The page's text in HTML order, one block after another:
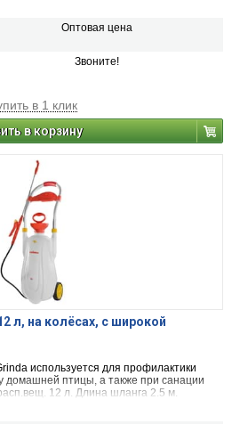
Оптовая цена
Звоните!
в 1 клик
в корзину
л, на колёсах, с широкой
используется для профилактики
домашней птицы, а также при санации
12 л. Длина шланга 2.5 м.